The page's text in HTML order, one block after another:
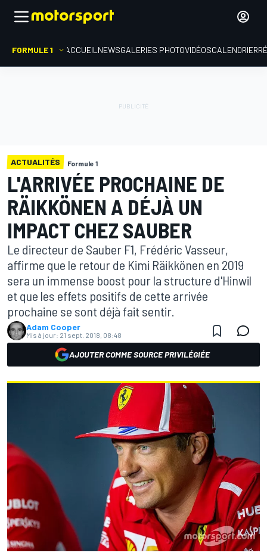
FORMULE 1 ACCUEIL NEWSGALERIES PHOTOVIDÉOSCALENDRIER
ACTUALITÉS Formule 1
L'ARRIVÉE PROCHAINE DE
RÄIKKÖNEN A DÉJÀ UN
IMPACT CHEZ SAUBER
Le directeur de Sauber F1, Frédéric Vasseur,
affirme que le retour de Kimi Räikkönen en 2019
sera un immense boost pour la structure d'Hinwil
et que les effets positifs de cette arrivée
prochaine se sont déjà fait sentir.
Adam Cooper
Mis à jour: 21 sept. 2018, 08:48
AJOUTER COMME SOURCE PRIVILÉGIÉE